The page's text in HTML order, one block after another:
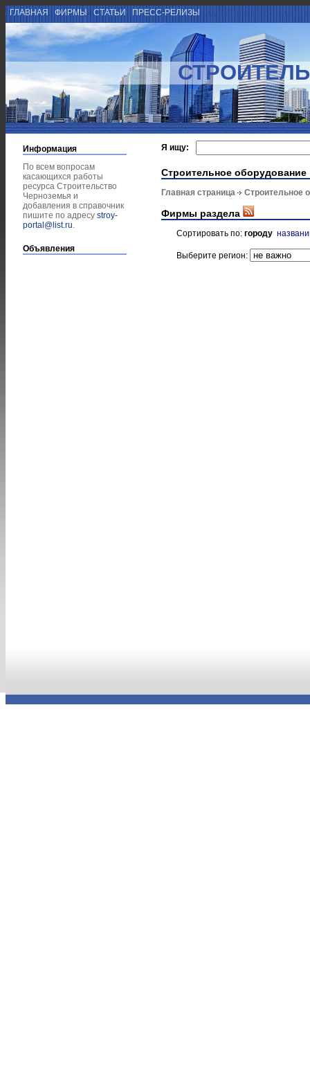
ГЛАВНАЯ ФИРМЫ СТАТЬИ ПРЕСС-РЕЛИЗЫ
Информация
По всем вопросам
касающихся работы
ресурса Строительство
Черноземья и
добавления в справочник
пишите по адресу stroy-
portal@list.ru.
Объявления
Я ищу:
Строительное оборудование
Главная страница Строительное
Фирмы раздела
Сортировать по: городу
Выберите регион: